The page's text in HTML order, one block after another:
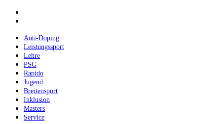
Skip
contentAnti-Doping
Leistungssport
Lehre
PSG
Rapido
Jugend
Breitensport
Inklusion
Masters
Service